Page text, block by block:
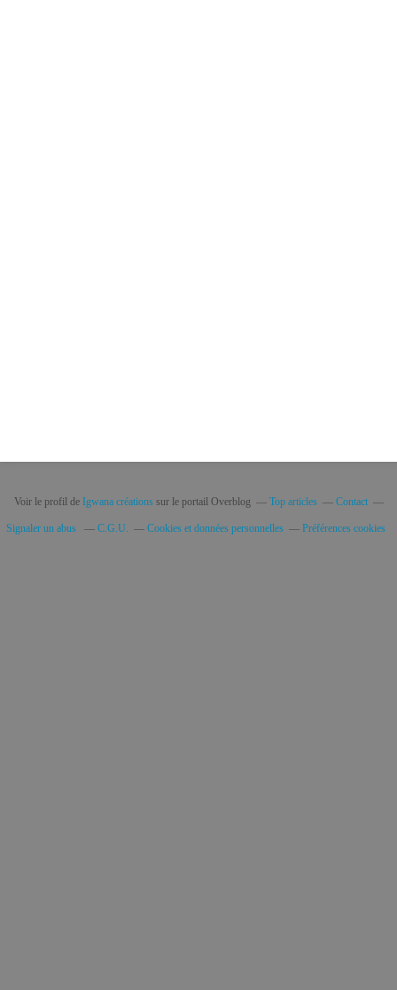
Voir le profil de Igwana créationssur le portail Overblog Top articles Contact
Signaler un abus C.G.U. Cookies et données personnelles Préférences cookies